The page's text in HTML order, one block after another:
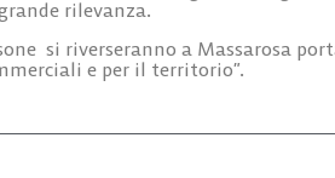
rilevanza.
si riverseranno a Massarosa
e per il territorio”.